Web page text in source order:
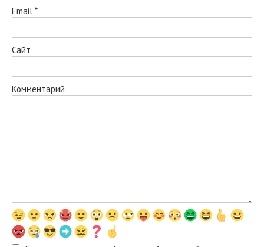
Email *
Сайт
Комментарий